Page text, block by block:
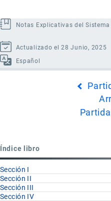
Notas Explicativas del
Actualizado el 28 Junio, 2025
Español
Índice libro
Sección I
Sección II
Sección III
Sección IV